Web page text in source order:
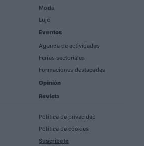
Moda
Lujo
Eventos
Agenda de actividades
Ferias sectoriales
Formaciones destacadas
Opinión
Revista
Política de privacidad
Política de cookies
Suscríbete